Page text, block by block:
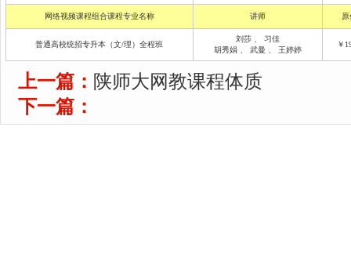
网络视频课程组合课程专业名称 讲师
普通高校统招专升本（文/理）全程班
刘莎
习佳
胡秀娟
武曼 王婷婷
￥
上一篇： 陕师大网教课程体质
下一篇：